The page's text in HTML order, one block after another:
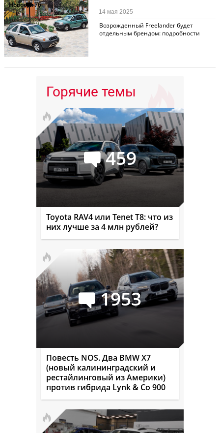
Новости76
Возрожденный Freelander будет
отдельным брендом: подробности
14 мая 2025
Горячие темы
459
Toyota RAV4 или Tenet T8: что из
них лучше за 4 млн рублей?
1953
Повесть NOS. Два BMW X7
(новый калининградский и
рестайлинговый из Америки)
против гибрида Lynk & Co 900